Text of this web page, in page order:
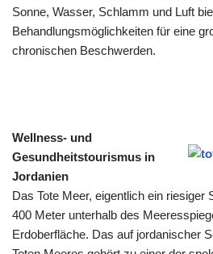
Sonne, Wasser, Schlamm und Luft
Behandlungsmöglichkeiten für eine
chronischen Beschwerden.
Wellness- und
Gesundheitstourismus in
Jordanien
Das Tote Meer, eigentlich ein riesiger
400 Meter unterhalb des
Erdoberfläche. Das auf jordanischer